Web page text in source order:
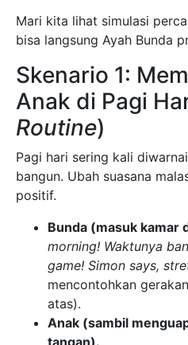
Mari kita lihat simulasi
bisa langsung Ayah Bunda
Skenario 1:
Anak di Pagi
Routine)
Pagi hari sering kali
bangun. Ubah suasana
positif.
Bunda (masuk kamar
morning! Waktunya
game! Simon says,
mencontohkan
atas).
Anak (sambil